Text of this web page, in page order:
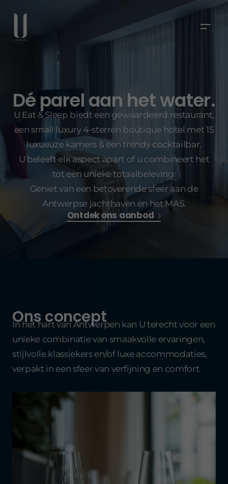
Dé parel aan het water.
U Eat & Sleep biedt een gewaardeerd restaurant,
een small luxury 4-sterren boutique hotel met 15
luxueuze kamers & een trendy cocktailbar.
U beleeft elk aspect apart of u combineert het
tot een unieke totaalbeleving.
Geniet van een betoverende sfeer aan de
Antwerpse jachthaven en het MAS.
Ontdek ons aanbod
Ons concept
In het hart van Antwerpen kan U terecht voor een
unieke combinatie van smaakvolle ervaringen,
stijlvolle klassiekers en/of luxe accommodaties,
verpakt in een sfeer van verfijning en comfort.